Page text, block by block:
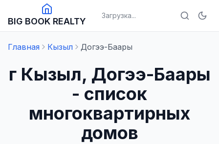
BIG BOOK REALTY
Загрузка...
Главная Кызыл Догээ-Баары
г Кызыл, Догээ-Баары
- список
многоквартирных
домов